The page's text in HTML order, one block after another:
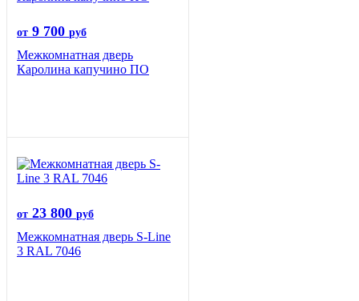
от 9 700 руб
Межкомнатная дверь
Каролина капучино ПО
от 23 800 руб
Межкомнатная дверь S-Line
3 RAL 7046